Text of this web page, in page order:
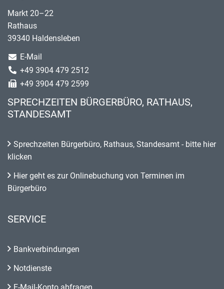
Markt 20–22
Rathaus
39340 Haldensleben
E-Mail
+49 3904 479 2512
+49 3904 479 2599
SPRECHZEITEN BÜRGERBÜRO, RATHAUS,
STANDESAMT
Sprechzeiten Bürgerbüro, Rathaus, Standesamt - bitte hier
klicken
Hier geht es zur Onlinebuchung von Terminen im
Bürgerbüro
SERVICE
Bankverbindungen
Notdienste
E-Mail-Konto abfragen